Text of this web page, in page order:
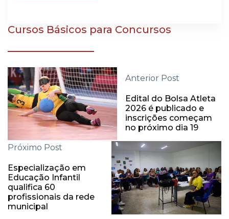
Cursos Básicos para Concursos
Anterior Post
Edital do Bolsa Atleta
2026 é publicado e
inscrições começam
no próximo dia 19
Próximo Post
Especialização em
Educação Infantil
qualifica 60
profissionais da rede
municipal